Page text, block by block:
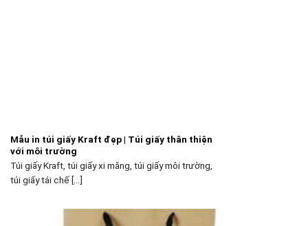
Mẫu in túi giấy Kraft đẹp | Túi giấy thân thiện
với môi trường
Túi giấy Kraft, túi giấy xi măng, túi giấy môi trường,
túi giấy tái chế [...]